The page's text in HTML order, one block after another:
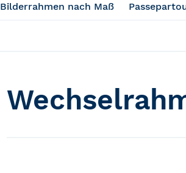
Bilderrahmen nach Maß